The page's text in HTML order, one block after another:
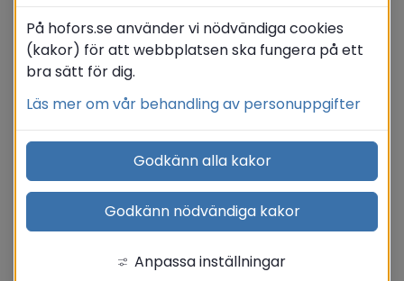
Startsida
Stöd & omsorg
/ Projekt som pågår / Trygg ung Hofors
/ Trygga gruppen
Translate
På hofors.se använder vi nödvändiga cookies
(kakor) för att webbplatsen ska fungera på ett
bra sätt för dig.
Läs mer om vår behandling av personuppgifter
Godkänn alla kakor
Godkänn nödvändiga kakor
Anpassa inställningar